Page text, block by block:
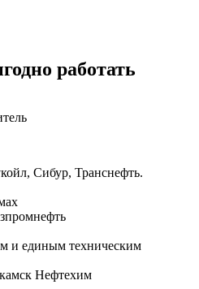
работать
Сибур, Транснефть.
и единым техническим
Нефтехим